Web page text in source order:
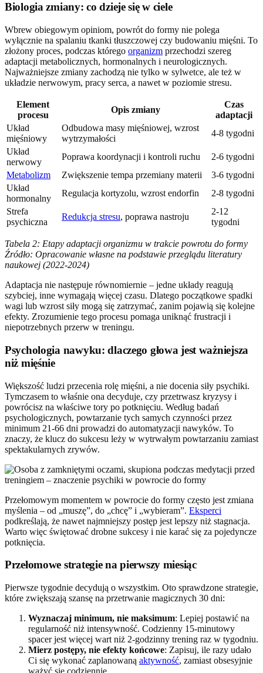
Biologia zmiany: co dzieje się w ciele
Wbrew obiegowym opiniom, powrót do formy nie polega
wyłącznie na spalaniu tkanki tłuszczowej czy budowaniu mięśni. To
złożony proces, podczas którego organizm przechodzi szereg
adaptacji metabolicznych, hormonalnych i neurologicznych.
Najważniejsze zmiany zachodzą nie tylko w sylwetce, ale też w
układzie nerwowym, pracy serca, a nawet w poziomie stresu.
Element
procesu
Opis zmiany
Czas
adaptacji
Układ
mięśniowy
Odbudowa masy mięśniowej, wzrost
wytrzymałości
4-8 tygodni
Układ
nerwowy
Poprawa koordynacji i kontroli ruchu
2-6 tygodni
Metabolizm
Zwiększenie tempa przemiany materii
3-6 tygodni
Układ
hormonalny
Regulacja kortyzolu, wzrost endorfin
2-8 tygodni
Strefa
psychiczna
Redukcja stresu, poprawa nastroju
2-12
tygodni
Tabela 2: Etapy adaptacji organizmu w trakcie powrotu do formy
Źródło: Opracowanie własne na podstawie przeglądu literatury
naukowej (2022-2024)
Adaptacja nie następuje równomiernie – jedne układy reagują
szybciej, inne wymagają więcej czasu. Dlatego początkowe spadki
wagi lub wzrost siły mogą się zatrzymać, zanim pojawią się kolejne
efekty. Zrozumienie tego procesu pomaga uniknąć frustracji i
niepotrzebnych przerw w treningu.
Psychologia nawyku: dlaczego głowa jest ważniejsza
niż mięśnie
Większość ludzi przecenia rolę mięśni, a nie docenia siły psychiki.
Tymczasem to właśnie ona decyduje, czy przetrwasz kryzysy i
powrócisz na właściwe tory po potknięciu. Według badań
psychologicznych, powtarzanie tych samych czynności przez
minimum 21-66 dni prowadzi do automatyzacji nawyków. To
znaczy, że klucz do sukcesu leży w wytrwałym powtarzaniu zamiast
spektakularnych zrywów.
Przełomowym momentem w powrocie do formy często jest zmiana
myślenia – od „muszę”, do „chcę” i „wybieram”. Eksperci
podkreślają, że nawet najmniejszy postęp jest lepszy niż stagnacja.
Warto więc świętować drobne sukcesy i nie karać się za pojedyncze
potknięcia.
Przełomowe strategie na pierwszy miesiąc
Pierwsze tygodnie decydują o wszystkim. Oto sprawdzone strategie,
które zwiększają szansę na przetrwanie magicznych 30 dni:
Wyznaczaj minimum, nie maksimum: Lepiej postawić na
regularność niż intensywność. Codzienny 15-minutowy
spacer jest więcej wart niż 2-godzinny trening raz w tygodniu.
Mierz postępy, nie efekty końcowe: Zapisuj, ile razy udało
Ci się wykonać zaplanowaną aktywność, zamiast obsesyjnie
ważyć się codziennie.